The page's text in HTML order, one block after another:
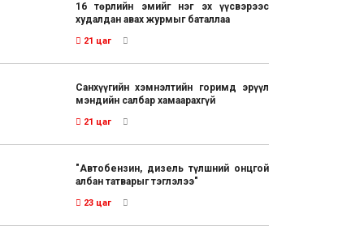
16 төрлийн эмийг нэг эх үүсвэрээс
худалдан авах журмыг баталлаа
21 цаг
Санхүүгийн хэмнэлтийн горимд эрүүл
мэндийн салбар хамаарахгүй
21 цаг
"Автобензин, дизель түлшний онцгой
албан татварыг тэглэлээ"
23 цаг